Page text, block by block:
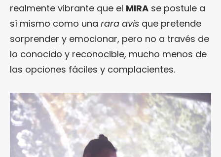
realmente vibrante que el MIRA se postule a
sí mismo como una rara avis que pretende
sorprender y emocionar, pero no a través de
lo conocido y reconocible, mucho menos de
las opciones fáciles y complacientes.